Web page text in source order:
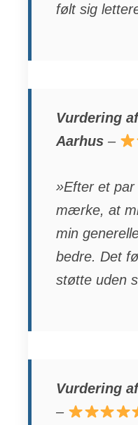
følt sig
Vurdering
Aarhus –
»Efter et
mærke, at
min
bedre. Det
støtte uden
Vurdering
–